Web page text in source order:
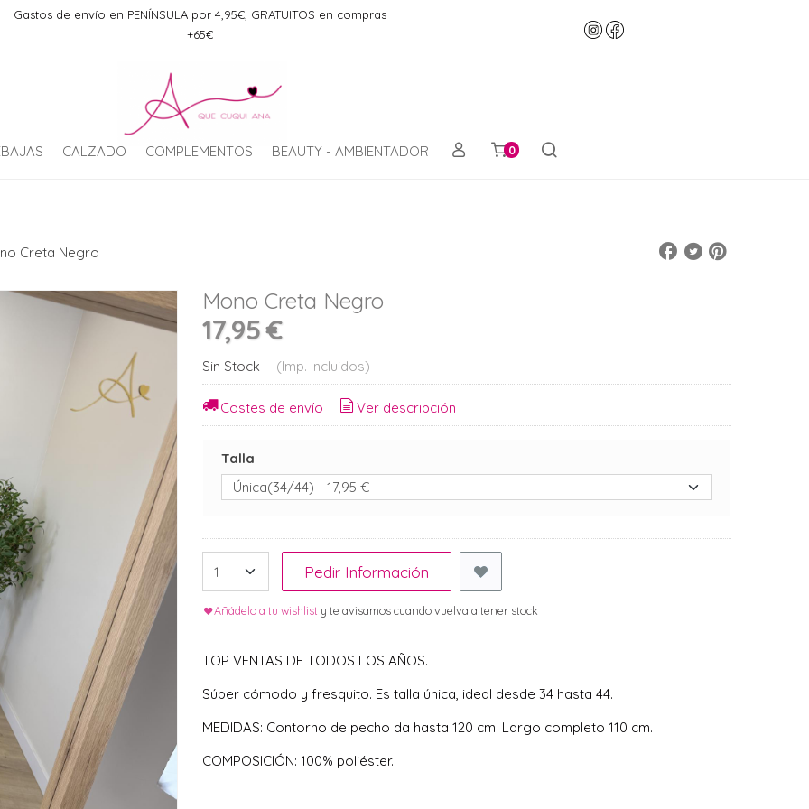
Gastos de envío en PENÍNSULA por 4,95€, GRATUITOS en compras
+65€
CALZADO COMPLEMENTOS BEAUTY - AMBIENTADOR 0
Creta Negro
Mono Creta Negro
17,95 €
Sin Stock - (Imp. Incluidos)
Costes de envío Ver descripción
Talla
Pedir Información
Añádelo a tu wishlist y te avisamos cuando vuelva a tener stock
TOP VENTAS DE TODOS LOS AÑOS.
Súper cómodo y fresquito. Es talla única, ideal desde 34 hasta 44.
MEDIDAS: Contorno de pecho da hasta 120 cm. Largo completo 110 cm.
COMPOSICIÓN: 100% poliéster.